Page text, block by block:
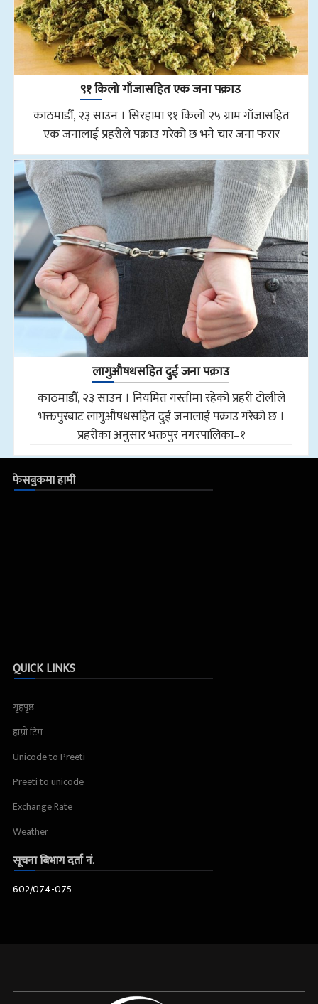
९१ किलो गाँजासहित एक जना पक्राउ
काठमाडौँ, २३ साउन । सिरहामा ९१ किलो २५ ग्राम गाँजासहित
एक जनालाई प्रहरीले पक्राउ गरेको छ भने चार जना फरार
लागुऔषधसहित दुई जना पक्राउ
काठमाडौँ, २३ साउन । नियमित गस्तीमा रहेको प्रहरी टोलीले
भक्तपुरबाट लागुऔषधसहित दुई जनालाई पक्राउ गरेको छ ।
प्रहरीका अनुसार भक्तपुर नगरपालिका–१
फेसबुकमा हामी
QUICK LINKS
गृहपृष्ठ
हाम्रो टिम
Unicode to Preeti
Preeti to unicode
Exchange Rate
Weather
सूचना बिभाग दर्ता नं.
602/074-075